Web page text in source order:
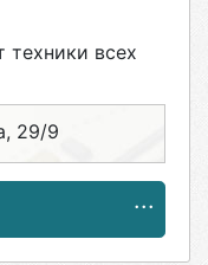
всех
29/9
30